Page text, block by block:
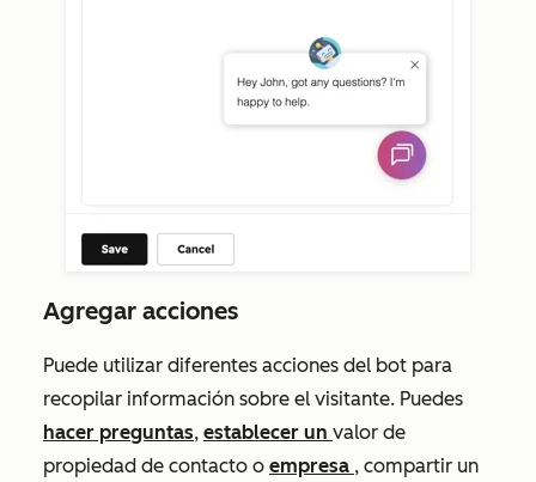
Agregar acciones
Puede utilizar diferentes acciones del bot para
recopilar información sobre el visitante. Puedes
hacer preguntas, establecer un valor de
propiedad de contacto o empresa , compartir un